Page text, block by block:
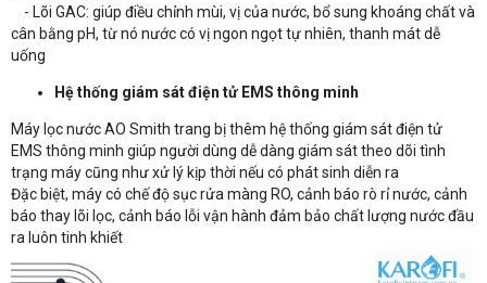
- Lõi GAC: giúp điều chỉnh mùi, vị của nước, bổ sung khoáng chất và
cân bằng pH, từ nó nước có vị ngon ngọt tự nhiên, thanh mát dễ
uống
Hệ thống giám sát điện tử EMS thông minh
Máy lọc nước AO Smith trang bị thêm hệ thống giám sát điện tử
EMS thông minh giúp người dùng dễ dàng giám sát theo dõi tình
trạng máy cũng như xử lý kịp thời nếu có phát sinh diễn ra
Đặc biệt, máy có chế độ sục rửa màng RO, cảnh báo rò rỉ nước, cảnh
báo thay lõi lọc, cảnh báo lỗi vận hành đảm bảo chất lượng nước đầu
ra luôn tinh khiết